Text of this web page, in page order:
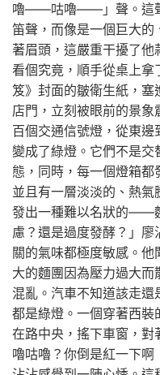
嚕——咕嚕——」聲。這
笛聲，而像是一個巨大
著眉頭，這嚴重干擾了
看個究竟，順手從桌上
笈》封面的皺衛生紙，
店門，立刻被眼前的景
百個交通信號燈，從東
變成了綠燈。它們不是
態，同時，每一個燈箱都
並且有一層淡淡的、熱
發出一種難以名狀的——
慮？還是過度發酵？」
關的氣味都極度敏感。
大的麵團因為壓力過大
混亂。汽車不知道該走還
都是綠燈。一個穿著西裝
在路中央，搖下車窗，
嚕咕嚕？你倒是紅一下